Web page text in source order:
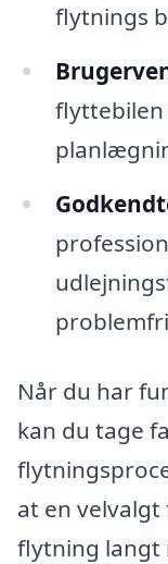
flytnings
flyttebilen
Når du har
kan du tage
at en
flytning langt